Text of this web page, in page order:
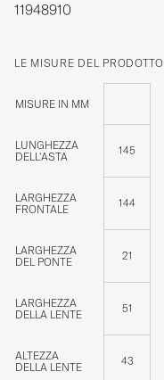
11948910
LE MISURE DEL PRODOTTO
MISURE IN MM
LUNGHEZZA
DELL'ASTA
145
LARGHEZZA
FRONTALE
144
LARGHEZZA
DEL PONTE
21
LARGHEZZA
DELLA LENTE
51
ALTEZZA
DELLA LENTE
43